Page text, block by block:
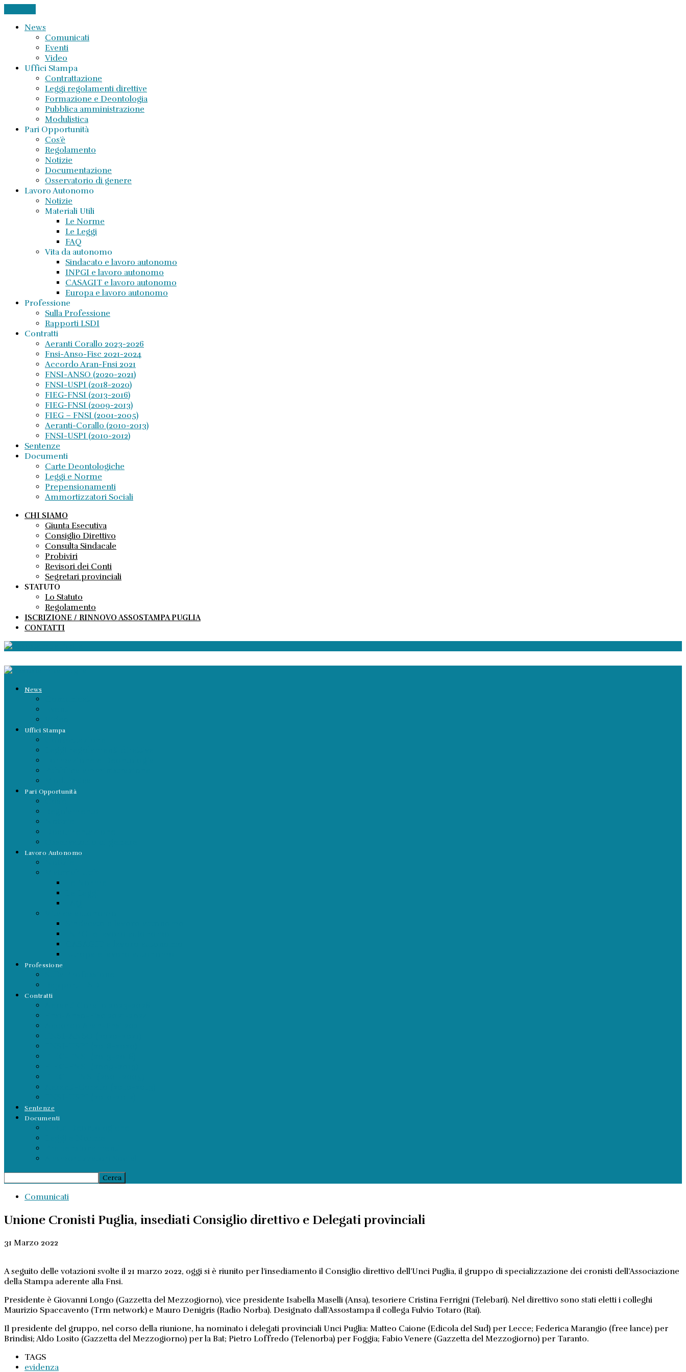
News
Comunicati
Eventi
Video
Uffici Stampa
Contrattazione
Leggi regolamenti direttive
Formazione e Deontologia
Pubblica amministrazione
Modulistica
Pari Opportunità
Cos’è
Regolamento
Notizie
Documentazione
Osservatorio di genere
Lavoro Autonomo
Notizie
Materiali Utili
Le Norme
Le Leggi
FAQ
Vita da autonomo
Sindacato e lavoro autonomo
INPGI e lavoro autonomo
CASAGIT e lavoro autonomo
Europa e lavoro autonomo
Professione
Sulla Professione
Rapporti LSDI
Contratti
Aeranti Corallo 2023-2026
Fnsi-Anso-Fisc 2021-2024
Accordo Aran-Fnsi 2021
FNSI-ANSO (2020-2021)
FNSI-USPI (2018-2020)
FIEG-FNSI (2013-2016)
FIEG-FNSI (2009-2013)
FIEG – FNSI (2001-2005)
Aeranti-Corallo (2010-2013)
FNSI-USPI (2010-2012)
Sentenze
Documenti
Carte Deontologiche
Leggi e Norme
Prepensionamenti
Ammortizzatori Sociali
CHI SIAMO
Giunta Esecutiva
Consiglio Direttivo
Consulta Sindacale
Probiviri
Revisori dei Conti
Segretari provinciali
STATUTO
Lo Statuto
Regolamento
ISCRIZIONE / RINNOVO ASSOSTAMPA PUGLIA
CONTATTI
News
Uffici Stampa
Pari Opportunità
Lavoro Autonomo
Professione
Contratti
Sentenze
Documenti
Comunicati
Unione Cronisti Puglia, insediati Consiglio direttivo e Delegati provinciali
31 Marzo 2022
A seguito delle votazioni svolte il 21 marzo 2022, oggi si è riunito per l’insediamento il Consiglio direttivo dell’Unci Puglia, il gruppo di specializzazione dei cronisti dell’Associazione
della Stampa aderente alla Fnsi.
Presidente è Giovanni Longo (Gazzetta del Mezzogiorno), vice presidente Isabella Maselli (Ansa), tesoriere Cristina Ferrigni (Telebari). Nel direttivo sono stati eletti i colleghi
Maurizio Spaccavento (Trm network) e Mauro Denigris (Radio Norba). Designato dall’Assostampa il collega Fulvio Totaro (Rai).
Il presidente del gruppo, nel corso della riunione, ha nominato i delegati provinciali Unci Puglia: Matteo Caione (Edicola del Sud) per Lecce; Federica Marangio (free lance) per
Brindisi; Aldo Losito (Gazzetta del Mezzogiorno) per la Bat; Pietro Loffredo (Telenorba) per Foggia; Fabio Venere (Gazzetta del Mezzogiorno) per Taranto.
TAGS
evidenza